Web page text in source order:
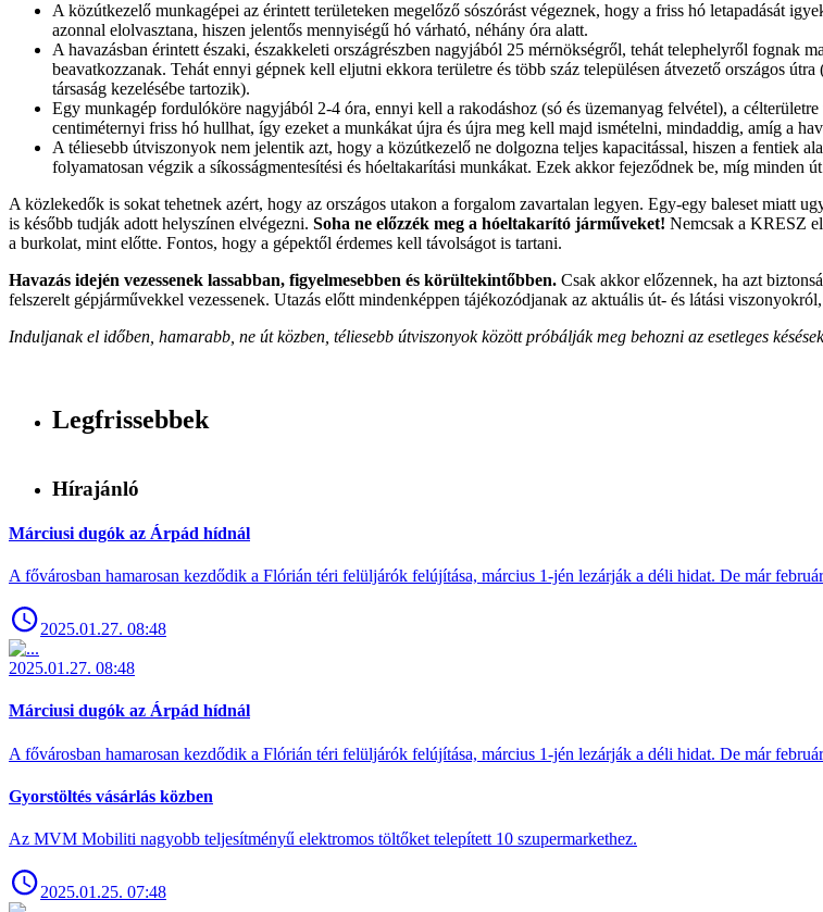
A közútkezelő munkagépei az érintett területeken megelőző sószórást végeznek, hogy a friss hó letapadását
azonnal elolvasztana, hiszen jelentős mennyiségű hó várható, néhány óra alatt.
A havazásban érintett északi, északkeleti országrészben nagyjából 25 mérnökségről, tehát telephelyről
beavatkozzanak. Tehát ennyi gépnek kell eljutni ekkora területre és több száz településen átvezető országos
társaság kezelésébe tartozik).
Egy munkagép fordulóköre nagyjából 2-4 óra, ennyi kell a rakodáshoz (só és üzemanyag felvétel), a
centiméternyi friss hó hullhat, így ezeket a munkákat újra és újra meg kell majd ismételni, mindaddig, amíg a
A téliesebb útviszonyok nem jelentik azt, hogy a közútkezelő ne dolgozna teljes kapacitással, hiszen a fentiek
folyamatosan végzik a síkosságmentesítési és hóeltakarítási munkákat. Ezek akkor fejeződnek be, míg minden
A közlekedők is sokat tehetnek azért, hogy az országos utakon a forgalom zavartalan legyen. Egy-egy baleset miatt
is később tudják adott helyszínen elvégezni. Soha ne előzzék meg a hóeltakarító járműveket! Nemcsak a KRESZ
a burkolat, mint előtte. Fontos, hogy a gépektől érdemes kell távolságot is tartani.
Havazás idején vezessenek lassabban, figyelmesebben és körültekintőbben. Csak akkor előzennek, ha azt
felszerelt gépjárművekkel vezessenek. Utazás előtt mindenképpen tájékozódjanak az aktuális út- és látási
Induljanak el időben, hamarabb, ne út közben, téliesebb útviszonyok között próbálják meg behozni az esetleges
Legfrissebbek
Hírajánló
Márciusi dugók az Árpád hídnál
A fővárosban hamarosan kezdődik a Flórián téri felüljárók felújítása, március 1-jén lezárják a déli hidat. De már
2025.01.27. 08:48
2025.01.27. 08:48
Márciusi dugók az Árpád hídnál
A fővárosban hamarosan kezdődik a Flórián téri felüljárók felújítása, március 1-jén lezárják a déli hidat. De már
Gyorstöltés vásárlás közben
Az MVM Mobiliti nagyobb teljesítményű elektromos töltőket telepített 10 szupermarkethez.
2025.01.25. 07:48